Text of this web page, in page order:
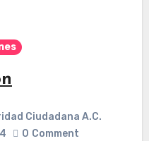
Ciudadana A.C.
0 Comment